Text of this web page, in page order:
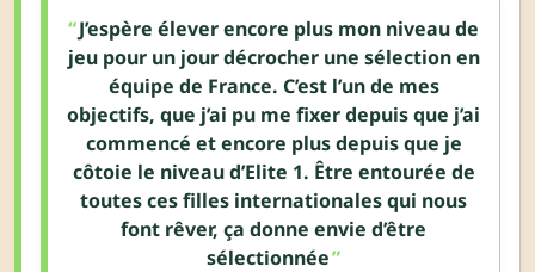
J’espère élever encore plus mon niveau de
jeu pour un jour décrocher une sélection en
équipe de France. C’est l’un de mes
objectifs, que j’ai pu me fixer depuis que j’ai
commencé et encore plus depuis que je
côtoie le niveau d’Elite 1. Être entourée de
toutes ces filles internationales qui nous
font rêver, ça donne envie d’être
sélectionnée